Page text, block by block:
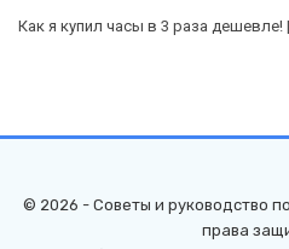
Как я купил часы в 3 раза дешевле!
© 2026 - Советы и руководство
права